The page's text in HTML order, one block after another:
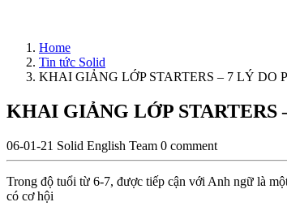
Home
Tin tức Solid
KHAI GIẢNG LỚP STARTERS – 7 LÝ
KHAI GIẢNG LỚP
06-01-21 Solid English Team 0 comment
Trong độ tuổi từ 6-7, được tiếp cận với Anh ngữ là
có cơ hội